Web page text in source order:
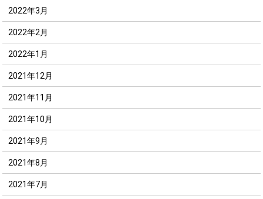
2022年3月
2022年2月
2022年1月
2021年12月
2021年11月
2021年10月
2021年9月
2021年8月
2021年7月